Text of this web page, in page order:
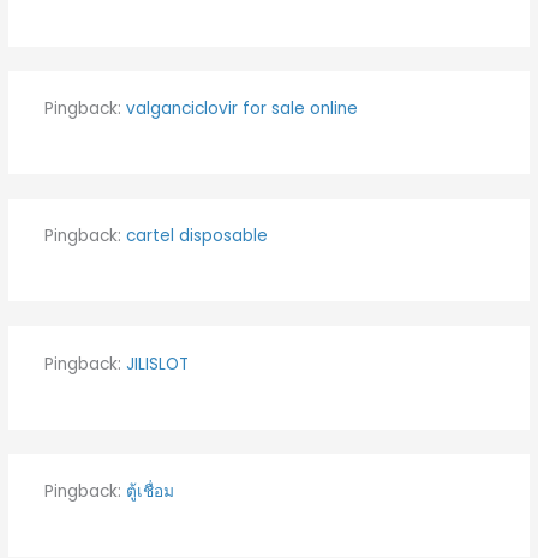
Pingback: valganciclovir for sale online
Pingback: cartel disposable
Pingback: JILISLOT
Pingback: ตู้เชื่อม